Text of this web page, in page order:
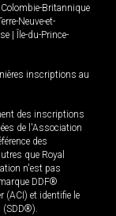
Colombie-Britannique
Neuve-et-
Île-du-Prince-
inscriptions au
des inscriptions
de l'Association
des
que Royal
n'est pas
DDF®
(ACI) et identifie le
(SDD®).